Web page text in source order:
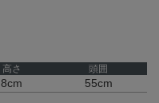
高さ 頭囲
8cm 55cm